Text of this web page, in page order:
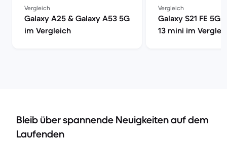
Vergleich
Galaxy A25 & Galaxy A53 5G
im Vergleich
Vergleich
Galaxy S21 FE 5G
13 mini im
Bleib über spannende Neuigkeiten auf dem
Laufenden